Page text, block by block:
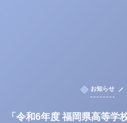
お知らせ
「令和6年度 福岡県高等学